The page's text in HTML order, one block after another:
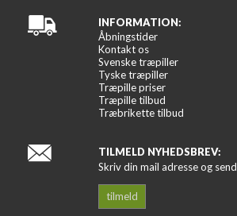
INFORMATION:
Åbningstider
Kontakt os
Svenske træpiller
Tyske træpiller
Træpille priser
Træpille tilbud
Træbrikette tilbud
TILMELD NYHEDSBREV:
Skriv din mail adresse og send
tilmeld